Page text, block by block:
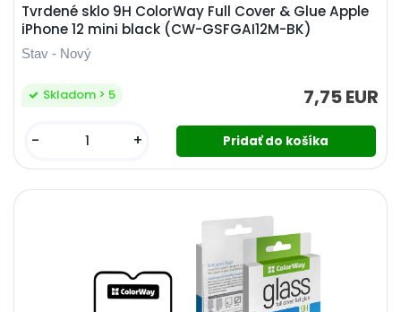
Tvrdené sklo 9H ColorWay Full Cover & Glue Apple
iPhone 12 mini black (CW-GSFGAI12M-BK)
Stav - Nový
7,75 EUR
Skladom > 5
- +